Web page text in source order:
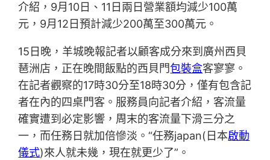
介紹，9月10日、11日兩日營業額均減少100萬
元，9月12日預計減少200萬至300萬元。
15日晚，羊城晚報記者以顧客成分來到廣州西貝
琶洲店，正在晚間飯點的西貝門包裝盒客寥寥。
在記者觀察的17時30分至18時30分，僅有包含記
者在內的四桌門客。服務員向記者介紹，客流量
確實遭到必定影響，周末的客流量下滑三分之
一，而任務日就加倍慘淡。“任務japan(日本啟動
儀式)來人就未幾，現在就更少了”。